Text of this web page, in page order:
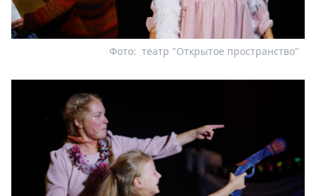
театр "Открытое пространство"
Фото: